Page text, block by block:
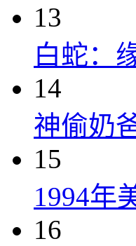
13
白蛇：
14
神偷奶
15
1994年
16